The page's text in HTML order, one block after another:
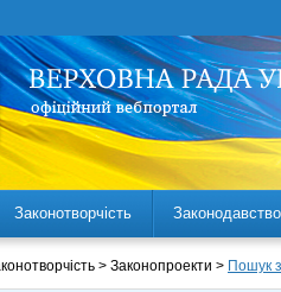
Законотворчість Законодавство
> Законопроекти > Пошук